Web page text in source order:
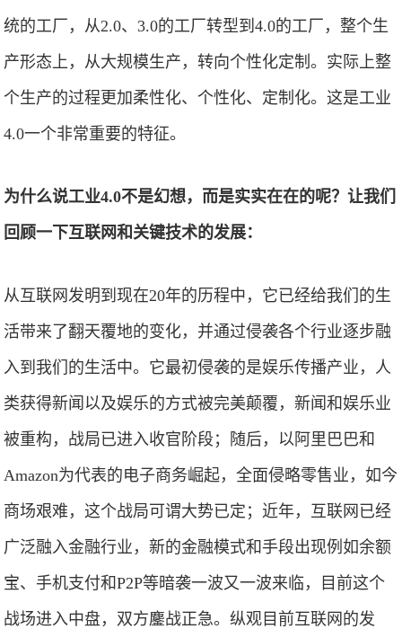
统的工厂，从2.0、3.0的工厂转型到4.0的工厂，整个生
产形态上，从大规模生产，转向个性化定制。实际上整
个生产的过程更加柔性化、个性化、定制化。这是工业
4.0一个非常重要的特征。
为什么说工业4.0不是幻想，而是实实在在的呢？让我们
回顾一下互联网和关键技术的发展：
从互联网发明到现在20年的历程中，它已经给我们的生
活带来了翻天覆地的变化，并通过侵袭各个行业逐步融
入到我们的生活中。它最初侵袭的是娱乐传播产业，人
类获得新闻以及娱乐的方式被完美颠覆，新闻和娱乐业
被重构，战局已进入收官阶段；随后，以阿里巴巴和
Amazon为代表的电子商务崛起，全面侵略零售业，如今
商场艰难，这个战局可谓大势已定；近年，互联网已经
广泛融入金融行业，新的金融模式和手段出现例如余额
宝、手机支付和P2P等暗袭一波又一波来临，目前这个
战场进入中盘，双方鏖战正急。纵观目前互联网的发